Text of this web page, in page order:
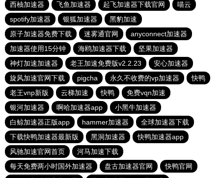
西柚加速器
飞鱼加速器 起飞加速器下载官网
喵云
spotify加速器
银狐加速器
黑豹加速
原子加速器免费下载
迷雾通官网
anyconnect加速器
加速器使用15分钟
海鸥加速器下载
坚果加速器
神灯加速加速器
老王加速免费版v2.2.23
安心加速器
旋风加速官网下载
pigcha 永久不收费的vp加速器
快鸭
老王vnp新版
云梯加速 快鸭
免费vqn加速
银河加速器
啊哈加速器app
小黑牛加速器
白鲸加速器正版app
hammer加速器
全球加速器下载
下载快鸭加速器最新版
黑洞加速器
快鸭加速器app
风驰加速官网首页
河马加速下载
每天免费两小时国外加速器
盘古加速器官网
快鸭官网